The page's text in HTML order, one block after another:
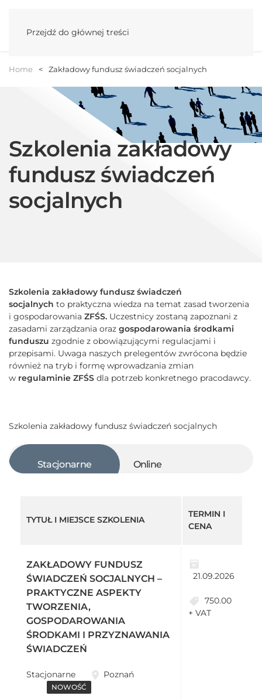
Przejdź do głównej treści
Home Zakładowy fundusz świadczeń socjalnych
Szkolenia zakładowy
fundusz świadczeń
socjalnych
Szkolenia zakładowy fundusz świadczeń
socjalnych to praktyczna wiedza na temat zasad tworzenia
i gospodarowania ZFŚS. Uczestnicy zostaną zapoznani z
zasadami zarządzania oraz gospodarowania środkami
funduszu zgodnie z obowiązującymi regulacjami i
przepisami. Uwaga naszych prelegentów zwrócona będzie
również na tryb i formę wprowadzania zmian
w regulaminie ZFŚS dla potrzeb konkretnego pracodawcy.
Szkolenia zakładowy fundusz świadczeń socjalnych
Stacjonarne Online
TYTUŁ I MIEJSCE SZKOLENIA
TERMIN I
CENA
ZAKŁADOWY FUNDUSZ
ŚWIADCZEŃ SOCJALNYCH –
PRAKTYCZNE ASPEKTY
TWORZENIA,
GOSPODAROWANIA
ŚRODKAMI I PRZYZNAWANIA
ŚWIADCZEŃ
Stacjonarne Poznań
NOWOŚĆ
21.09.2026
750.00
+ VAT